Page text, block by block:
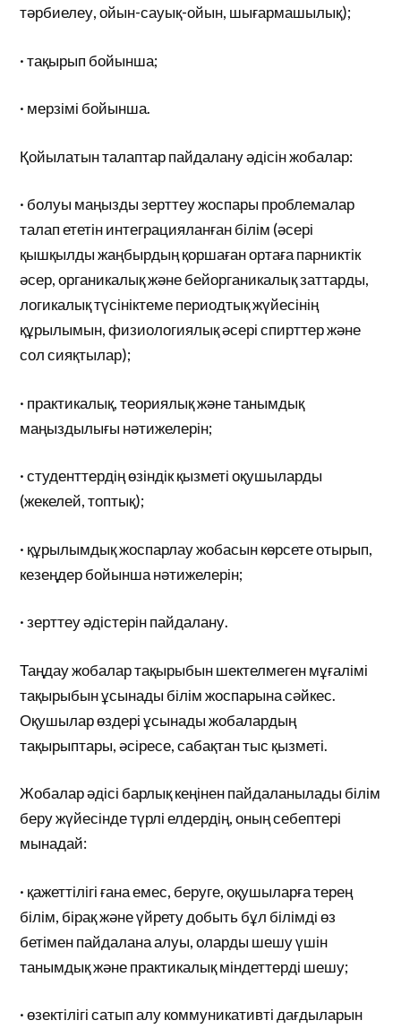
тәрбиелеу, ойын-сауық-ойын, шығармашылық);
· тақырып бойынша;
· мерзімі бойынша.
Қойылатын талаптар пайдалану әдісін жобалар:
· болуы маңызды зерттеу жоспары проблемалар
талап ететін интеграцияланған білім (әсері
қышқылды жаңбырдың қоршаған ортаға парниктік
әсер, органикалық және бейорганикалық заттарды,
логикалық түсініктеме периодтық жүйесінің
құрылымын, физиологиялық әсері спирттер және
сол сияқтылар);
· практикалық, теориялық және танымдық
маңыздылығы нәтижелерін;
· студенттердің өзіндік қызметі оқушыларды
(жекелей, топтық);
· құрылымдық жоспарлау жобасын көрсете отырып,
кезеңдер бойынша нәтижелерін;
· зерттеу әдістерін пайдалану.
Таңдау жобалар тақырыбын шектелмеген мұғалімі
тақырыбын ұсынады білім жоспарына сәйкес.
Оқушылар өздері ұсынады жобалардың
тақырыптары, әсіресе, сабақтан тыс қызметі.
Жобалар әдісі барлық кеңінен пайдаланылады білім
беру жүйесінде түрлі елдердің, оның себептері
мынадай:
· қажеттілігі ғана емес, беруге, оқушыларға терең
білім, бірақ және үйрету добыть бұл білімді өз
бетімен пайдалана алуы, оларды шешу үшін
танымдық және практикалық міндеттерді шешу;
· өзектілігі сатып алу коммуникативті дағдыларын